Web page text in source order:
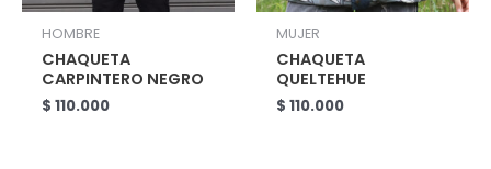
HOMBRE
CHAQUETA
CARPINTERO NEGRO
$ 110.000
MUJER
CHAQUETA
QUELTEHUE
$ 110.000